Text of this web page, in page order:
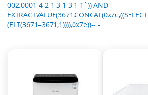
002.0001-4 2 1 3 1 3 1 1`)) AND
EXTRACTVALUE(3671,CONCAT(0x7e,((SELECT
(ELT(3671=3671,1)))),0x7e))-- -